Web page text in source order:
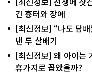
긴 흉터와 장애
[최신정보] “나도 담
낸 두 살배기
[최신정보] 왜 아이는
휴가지로 꼽았을까?